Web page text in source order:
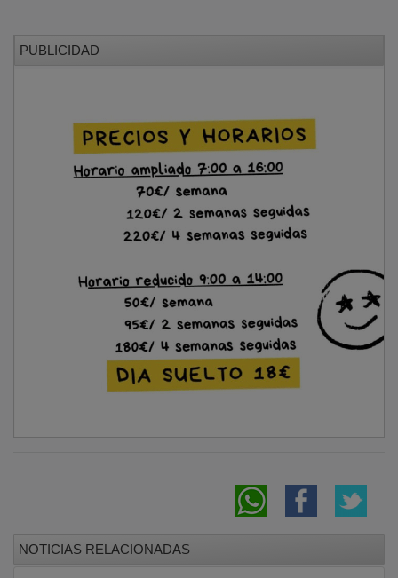
NOTICIAS RELACIONADAS
Medio centenar de personas cierran el curso
Cabanillas